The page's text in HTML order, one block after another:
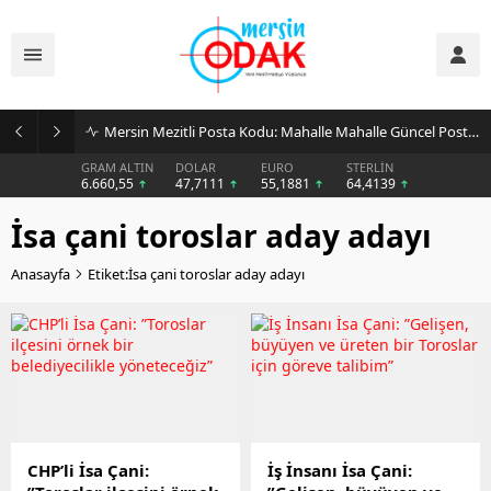
Mersin Mezitli Posta Kodu: Mahalle Mahalle Güncel Posta Kodu Rehberi
GRAM ALTIN
6.660,55
DOLAR
47,7111
EURO
55,1881
STERLİN
64,4139
İsa çani toroslar aday adayı
Anasayfa Etiket:İsa çani toroslar aday adayı
CHP’li İsa Çani:
İş İnsanı İsa Çani: